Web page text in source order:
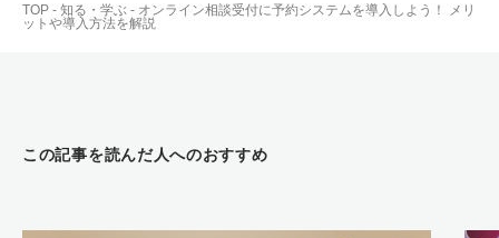
TOP - 知る・学ぶ - オンライン相談受付に予約システムを導入しよう！ メリ
ットや導入方法を解説
この記事を読んだ人へのおすすめ